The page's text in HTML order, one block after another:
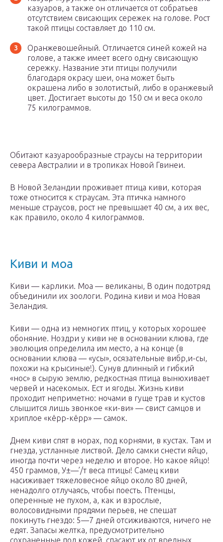
казуаров, а также он отличается от собратьев
отсутствием свисающих сережек на голове. Рост
такой птицы составляет до 110 см.
Оранжевошейный. Отличается синей кожей на
голове, а также имеет всего одну свисающую
сережку. Название эти птицы получили
благодаря окрасу шеи, она может быть
окрашена либо в золотистый, либо в оранжевый
цвет. Достигает высоты до 150 см и веса около
75 килограммов.
Обитают казуарообразные страусы на территории
севера Австралии и в тропиках Новой Гвинеи.
В Новой Зеландии проживает птица киви, которая
тоже относится к страусам. Эта птичка намного
меньше страусов, рост не превышает 40 см, а их вес,
как правило, около 4 килограммов.
Киви и моа
Киви — карлики. Моа — великаны, В один подотряд
объединили их зоологи. Родина киви и моа Новая
Зеландия.
Киви — одна из немногих птиц, у которых хорошее
обоняние. Ноздри у киви не в основании клюва, где
эволюция определила им место, а на конце (в
основании клюва — «усы», осязательные вибр,и-сы,
похожи на крысиные!). Сунув длинный и гибкий
«нос» в сырую землю, редкостная птица вынюхивает
червей и насекомых. Ест и ягоды. Жизнь киви
проходит неприметно: ночами в гуще трав и кустов
слышится лишь звонкое «ки-ви» — свист самцов и
хриплое «кёрр-кёрр» — самок.
Днем киви спят в норах, под корнями, в кустах. Там и
гнезда, устланные листвой. Дело самки снести яйцо,
иногда почти через неделю и второе. Но какое яйцо!
450 граммов, У±—’/т веса птицы! Самец киви
насиживает тяжеловесное яйцо около 80 дней,
ненадолго отлучаясь, чтобы поесть. Птенцы,
оперенные не пухом, а, как и взрослые,
волосовидными прядями перьев, не спешат
покинуть гнездо: 5—7 дней отсиживаются, ничего не
едят. Запасы желтка, предусмотрительно
сохраненные под кожей, спасают их от вредных